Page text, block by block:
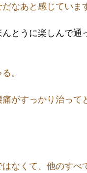
なあと感じていま
とうに楽しんで通
。
がすっかり治って
なくて、他のすべ